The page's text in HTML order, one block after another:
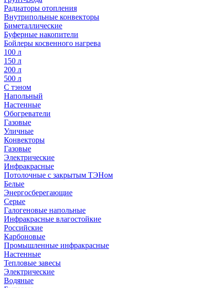
Радиаторы отопления
Внутрипольные конвекторы
Биметаллические
Буферные накопители
Бойлеры косвенного нагрева
100 л
150 л
200 л
500 л
С тэном
Напольный
Настенные
Обогреватели
Газовые
Уличные
Конвекторы
Газовые
Электрические
Инфракрасные
Потолочные с закрытым ТЭНом
Белые
Энергосберегающие
Серые
Галогеновые напольные
Инфракрасные влагостойкие
Российские
Карбоновые
Промышленные инфракрасные
Настенные
Тепловые завесы
Электрические
Водяные